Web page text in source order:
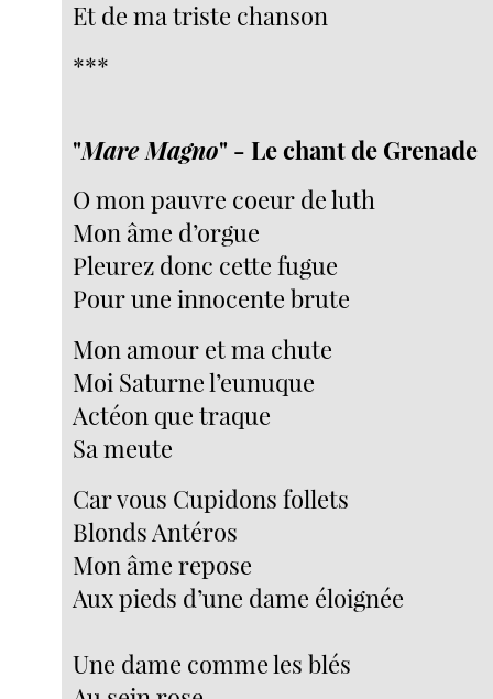
Et de ma triste chanson
***
"Mare Magno" - Le chant de Grenade
O mon pauvre coeur de luth
Mon âme d’orgue
Pleurez donc cette fugue
Pour une innocente brute
Mon amour et ma chute
Moi Saturne l’eunuque
Actéon que traque
Sa meute
Car vous Cupidons follets
Blonds Antéros
Mon âme repose
Aux pieds d’une dame éloignée
Une dame comme les blés